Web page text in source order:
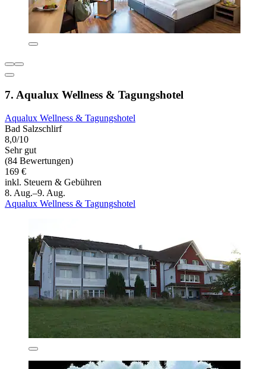
7. Aqualux Wellness & Tagungshotel
Aqualux Wellness & Tagungshotel
Bad Salzschlirf
8,0/10
Sehr gut
(84 Bewertungen)
169 €
inkl. Steuern & Gebühren
8. Aug.–9. Aug.
Aqualux Wellness & Tagungshotel